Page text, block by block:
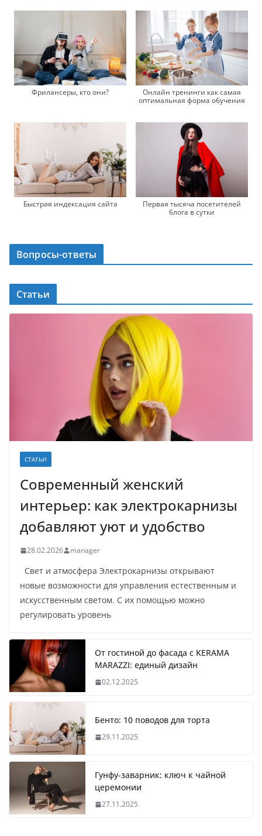
Фрилансеры, кто они?
Онлайн тренинги как самая
оптимальная форма обучения
Быстрая индексация сайта
Первая тысяча посетителей
блога в сутки
Вопросы-ответы
Статьи
СТАТЬИ
Современный женский
интерьер: как электрокарнизы
добавляют уют и удобство
28.02.2026 manager
Свет и атмосфера Электрокарнизы открывают
новые возможности для управления естественным и
искусственным светом. С их помощью можно
регулировать уровень
От гостиной до фасада с KERAMA
MARAZZI: единый дизайн
02.12.2025
Бенто: 10 поводов для торта
29.11.2025
Гунфу-заварник: ключ к чайной
церемонии
27.11.2025